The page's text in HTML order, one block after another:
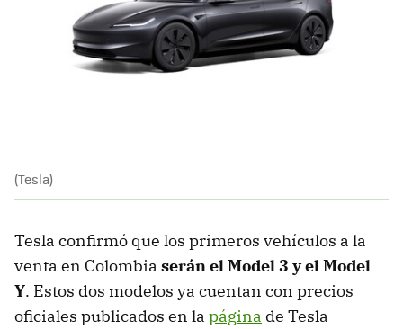
(Tesla)
Tesla confirmó que los primeros vehículos a la
venta en Colombia serán el Model 3 y el Model
Y. Estos dos modelos ya cuentan con precios
oficiales publicados en la página de Tesla